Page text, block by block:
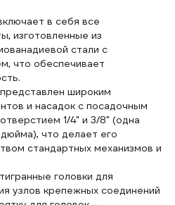
в себя все
изготовленные из
стали с
что обеспечивает
широким
и насадок с посадочным
1/4" и 3/8" (одна
что делает его
стандартных механизмов и
головки для
узлов крепежных соединений